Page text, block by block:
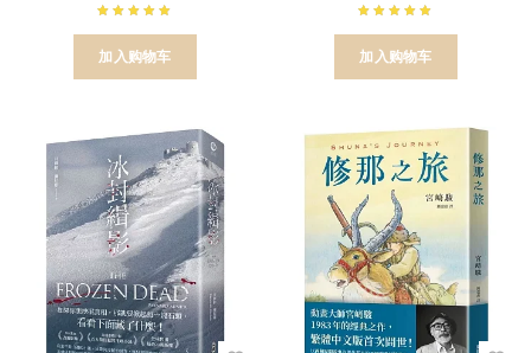
加入购物车 加入购物车